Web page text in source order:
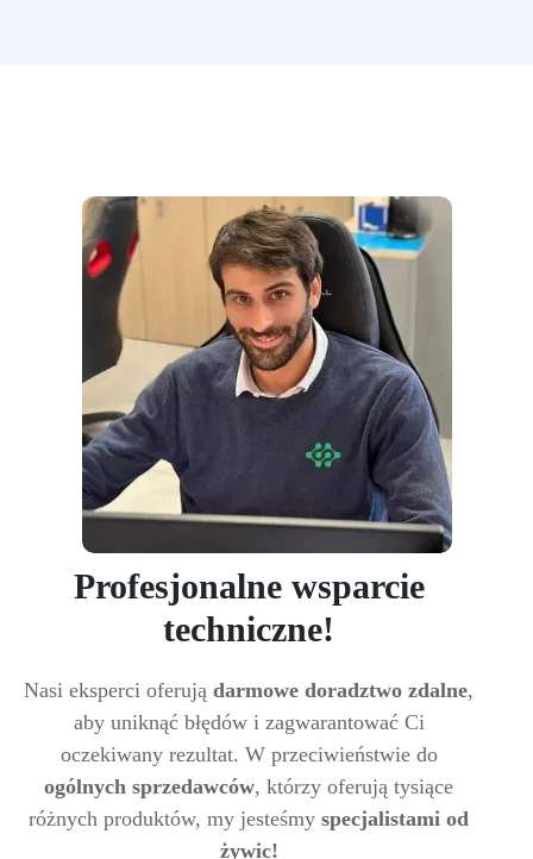
Profesjonalne wsparcie
techniczne!
Nasi eksperci oferują darmowe doradztwo zdalne,
aby uniknąć błędów i zagwarantować Ci
oczekiwany rezultat. W przeciwieństwie do
ogólnych sprzedawców, którzy oferują tysiące
różnych produktów, my jesteśmy specjalistami od
żywic!